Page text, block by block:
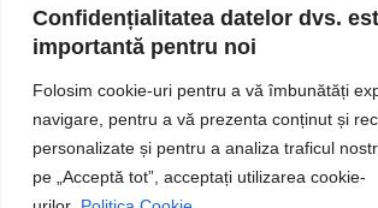
Confidențialitatea datelor dvs.
importantă pentru noi
Folosim cookie-uri pentru a vă îmbunătăți
navigare, pentru a vă prezenta conținut și
personalizate și pentru a analiza traficul
pe „Acceptă tot”, acceptați utilizarea cookie-